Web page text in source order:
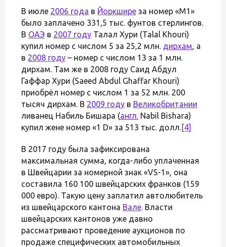
В июле 2006 года в Йоркшире за номер «М1»
было заплачено 331,5 тыс. фунтов стерлингов.
В ОАЭ в 2007 году Талал Хури (Talal Khouri)
купил номер с числом 5 за 25,2 млн. дирхам, а
в 2008 году – номер с числом 13 за 1 млн.
дирхам. Там же в 2008 году Саид Абдул
Гаффар Хури (Saeed Abdul Ghaffar Khouri)
приобрёл номер с числом 1 за 52 млн. 200
тысяч дирхам. В 2009 году в Великобритании
ливанец Набиль Бишара (англ. Nabil Bishara)
купил жене номер «1 D» за 513 тыс. долл.[4]
В 2017 году была зафиксирована
максимальная сумма, когда-либо уплаченная
в Швейцарии за номерной знак «VS-1», она
составила 160 100 швейцарских франков (159
000 евро). Такую цену заплатил автолюбитель
из швейцарского кантона Вале. Власти
швейцарских кантонов уже давно
рассматривают проведение аукционов по
продаже специфических автомобильных